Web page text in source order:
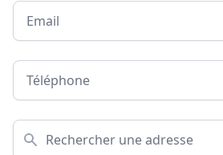
Email
Téléphone
Adresse